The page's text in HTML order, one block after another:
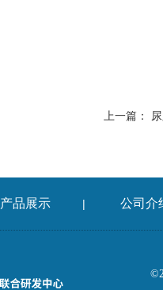
上一篇：
产品展示 | 公司介